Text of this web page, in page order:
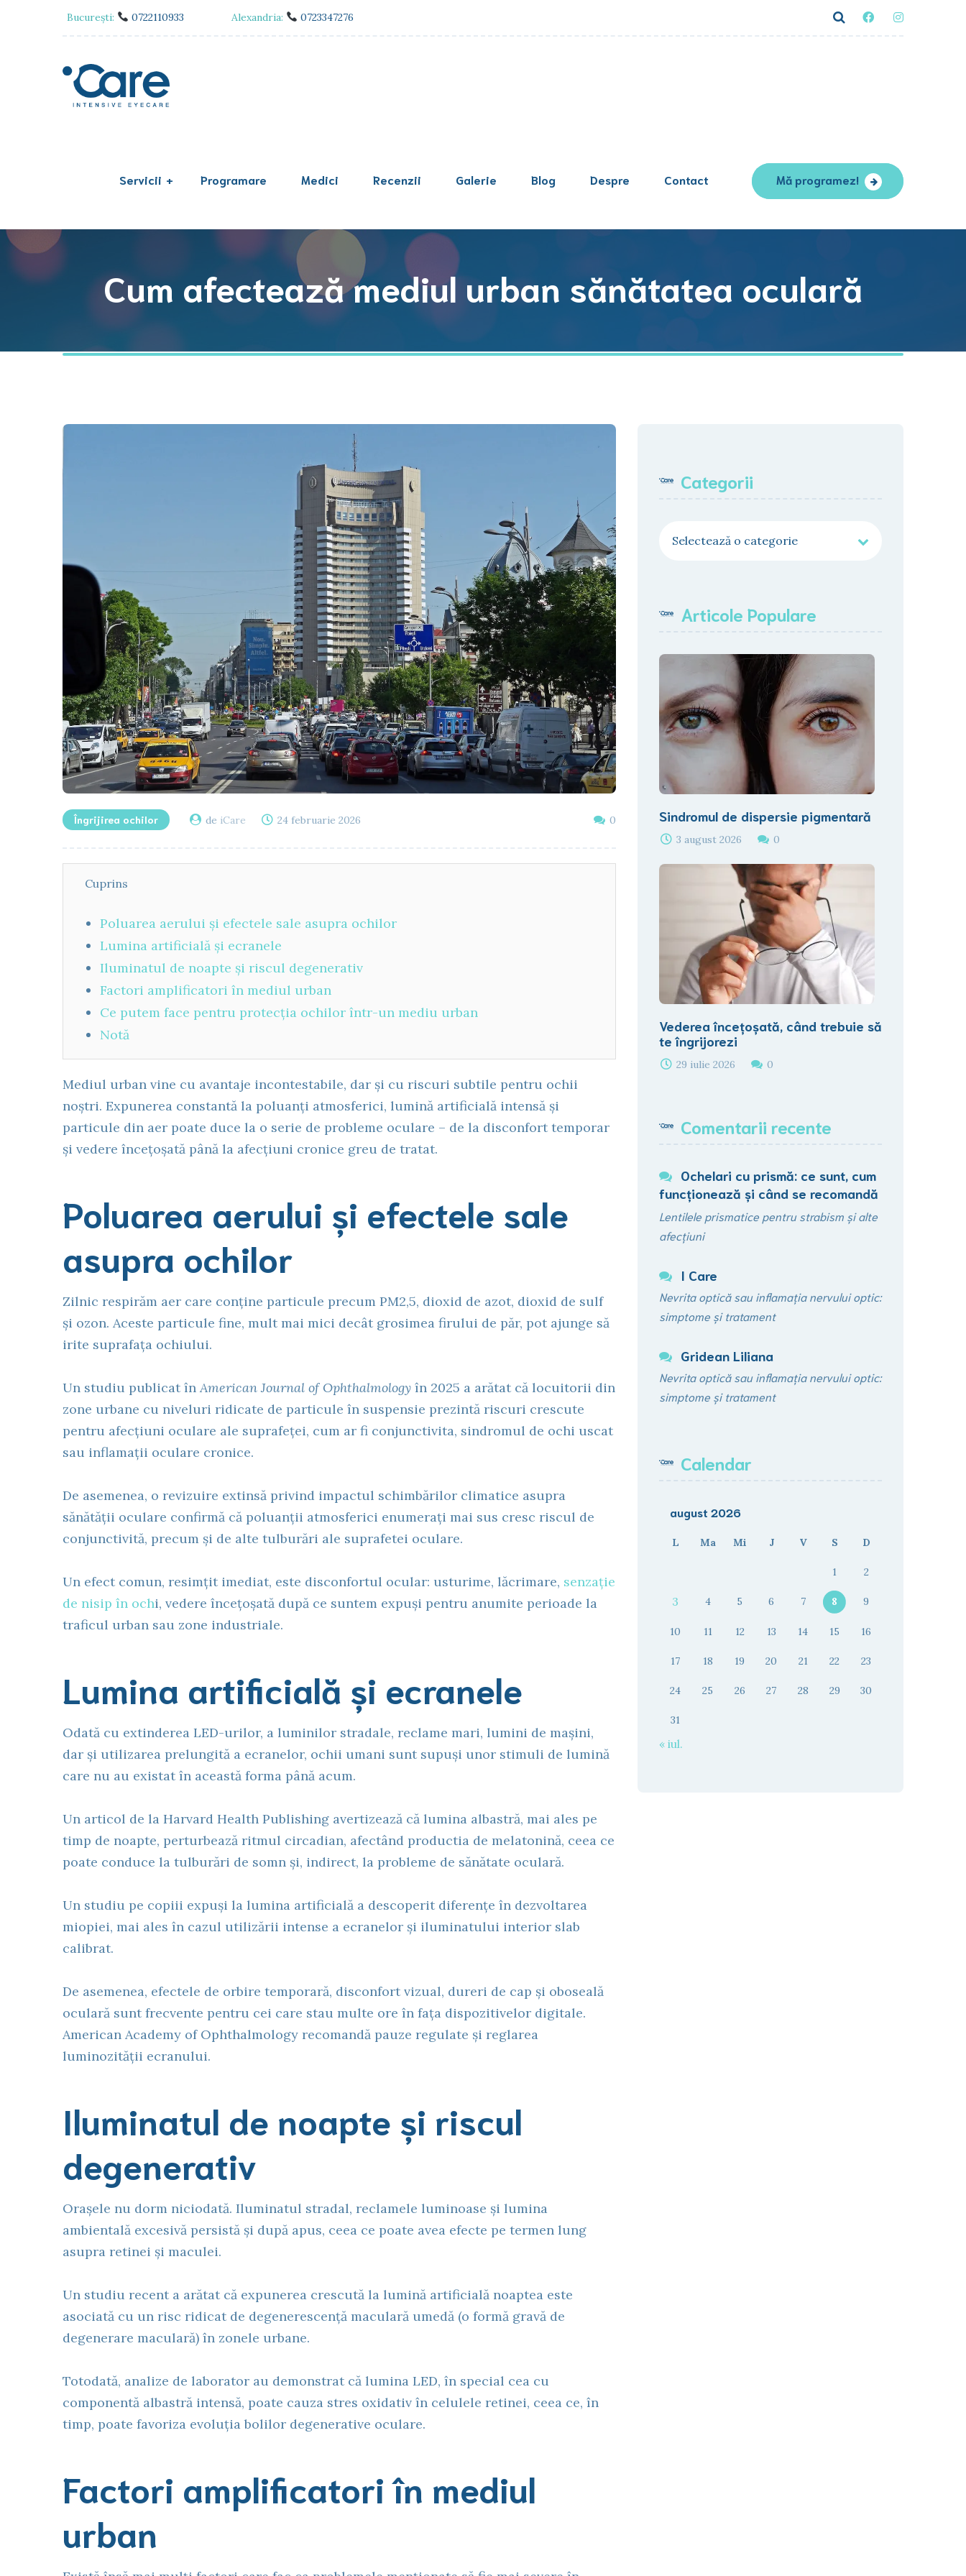
București: 0722110933 Alexandria: 0723347276
Servicii Programare Medici Recenzii Galerie Blog Despre Contact Mă programez!
Cum afectează mediul urban sănătatea oculară
Îngrijirea ochilor de iCare 24 februarie 2026 0
Cuprins
Poluarea aerului și efectele sale asupra ochilor
Lumina artificială și ecranele
Iluminatul de noapte și riscul degenerativ
Factori amplificatori în mediul urban
Ce putem face pentru protecția ochilor într-un mediu urban
Notă
Mediul urban vine cu avantaje incontestabile, dar și cu riscuri subtile pentru ochii
noștri. Expunerea constantă la poluanți atmosferici, lumină artificială intensă și
particule din aer poate duce la o serie de probleme oculare – de la disconfort temporar
și vedere încețoșată până la afecțiuni cronice greu de tratat.
Poluarea aerului și efectele sale
asupra ochilor
Zilnic respirăm aer care conține particule precum PM2,5, dioxid de azot, dioxid de sulf
și ozon. Aceste particule fine, mult mai mici decât grosimea firului de păr, pot ajunge să
irite suprafața ochiului.
Un studiu publicat înAmerican Journal of Ophthalmology în 2025 a arătat că locuitorii din
zone urbane cu niveluri ridicate de particule în suspensie prezintă riscuri crescute
pentru afecțiuni oculare ale suprafeței, cum ar fi conjunctivita, sindromul de ochi uscat
sau inflamații oculare cronice.
De asemenea, o revizuire extinsă privind impactul schimbărilor climatice asupra
sănătății oculare confirmă că poluanții atmosferici enumerați mai sus cresc riscul de
conjunctivită, precum și de alte tulburări ale suprafetei oculare.
Un efect comun, resimțit imediat, este disconfortul ocular: usturime, lăcrimare, senzație
de nisip în ochi, vedere încețoșată după ce suntem expuși pentru anumite perioade la
traficul urban sau zone industriale.
Lumina artificială și ecranele
Odată cu extinderea LED-urilor, a luminilor stradale, reclame mari, lumini de mașini,
dar și utilizarea prelungită a ecranelor, ochii umani sunt supuși unor stimuli de lumină
care nu au existat în această forma până acum.
Un articol de la Harvard Health Publishing avertizează că lumina albastră, mai ales pe
timp de noapte, perturbează ritmul circadian, afectând productia de melatonină, ceea ce
poate conduce la tulburări de somn și, indirect, la probleme de sănătate oculară.
Un studiu pe copiii expuși la lumina artificială a descoperit diferențe în dezvoltarea
miopiei, mai ales în cazul utilizării intense a ecranelor și iluminatului interior slab
calibrat.
De asemenea, efectele de orbire temporară, disconfort vizual, dureri de cap și oboseală
oculară sunt frecvente pentru cei care stau multe ore în fața dispozitivelor digitale.
American Academy of Ophthalmology recomandă pauze regulate și reglarea
luminozității ecranului.
Iluminatul de noapte și riscul
degenerativ
Orașele nu dorm niciodată. Iluminatul stradal, reclamele luminoase și lumina
ambientală excesivă persistă și după apus, ceea ce poate avea efecte pe termen lung
asupra retinei și maculei.
Un studiu recent a arătat că expunerea crescută la lumină artificială noaptea este
asociată cu un risc ridicat de degenerescență maculară umedă (o formă gravă de
degenerare maculară) în zonele urbane.
Totodată, analize de laborator au demonstrat că lumina LED, în special cea cu
componentă albastră intensă, poate cauza stres oxidativ în celulele retinei, ceea ce, în
timp, poate favoriza evoluția bolilor degenerative oculare.
Factori amplificatori în mediul
urban
Categorii
Articole Populare
Sindromul de dispersie pigmentară
3 august 2026 0
Vederea încețoșată, când trebuie să
te îngrijorezi
29 iulie 2026 0
Comentarii recente
Ochelari cu prismă: ce sunt, cum
funcționează şi când se recomandă
Lentilele prismatice pentru strabism și alte
afecțiuni
I Care
Nevrita optică sau inflamația nervului optic:
simptome și tratament
Gridean Liliana
Nevrita optică sau inflamația nervului optic:
simptome și tratament
Calendar
august 2026
L Ma Mi J V S D
1 2
3 4 5 6 7 8 9
10 11 12 13 14 15 16
17 18 19 20 21 22 23
24 25 26 27 28 29 30
31
« iul.